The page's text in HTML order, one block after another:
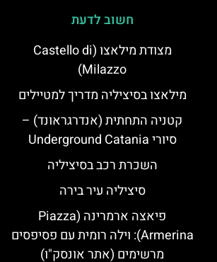
חשוב לדעת
מצודת מילאצו (Castello di
Milazzo)
מילאצו בסיציליה מדריך למטיילים
קטניה התחתית (אנדרגראונד) –
סיורי Underground Catania
השכרת רכב בסיציליה
סיציליה עיר בירה
פיאצה ארמרינה (Piazza
Armerina): וילה רומית עם פסיפסים
מרשימים (אתר אונסק"ו)